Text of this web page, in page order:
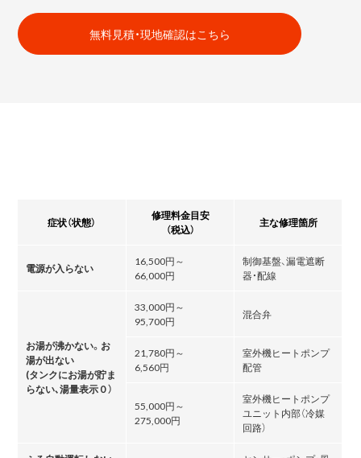
無料見積・現地確認はこちら
症状（状態）
修理料金目安
（税込）
主な修理箇所
電源が入らない
16,500円～
66,000円
制御基盤、漏電遮断
器・配線
お湯が沸かない。お
湯が出ない
(タンクにお湯が貯ま
らない､湯量表示０）
33,000円～
95,700円
混合弁
21,780円～
6,560円
室外機ヒートポンプ
配管
55,000円～
275,000円
室外機ヒートポンプ
ユニット内部（冷媒
回路）